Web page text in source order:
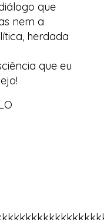
que
nem a
herdada
que eu